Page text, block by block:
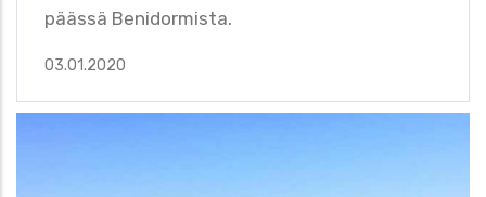
päässä Benidormista.
03.01.2020